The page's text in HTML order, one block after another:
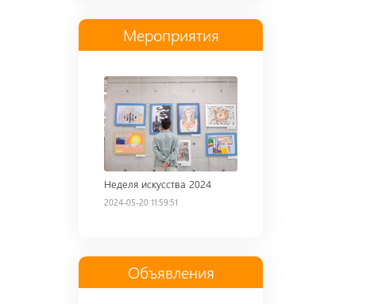
Мероприятия
Read more
Неделя искусства 2024
2024-05-20 11:59:51
Объявления